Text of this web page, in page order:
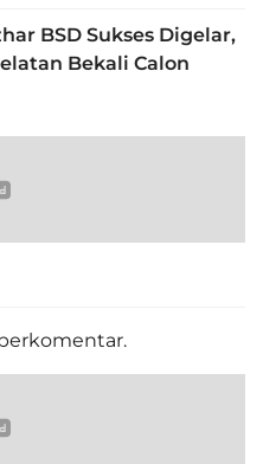
BSD Sukses Digelar,
Bekali Calon